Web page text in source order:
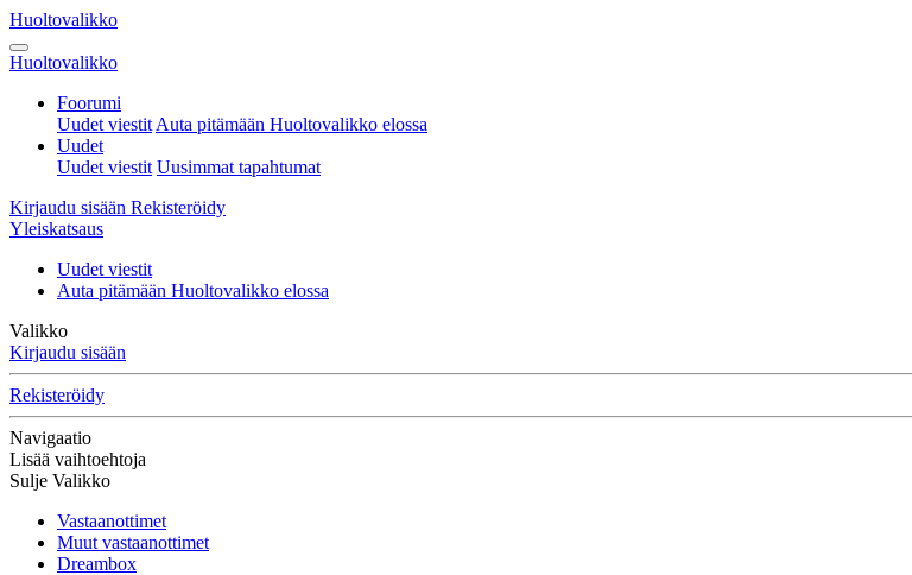
Huoltovalikko
Huoltovalikko
Foorumi
Uudet viestit Auta pitämään Huoltovalikko elossa
Uudet
Uudet viestit Uusimmat tapahtumat
Kirjaudu sisään Rekisteröidy
Yleiskatsaus
Uudet viestit
Auta pitämään Huoltovalikko elossa
Valikko
Kirjaudu sisään
Rekisteröidy
Navigaatio
Lisää vaihtoehtoja
Sulje Valikko
Vastaanottimet
Muut vastaanottimet
Dreambox